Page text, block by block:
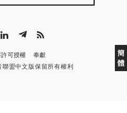
簡
體
許可授權
奉獻
盟中文版保留所有權利